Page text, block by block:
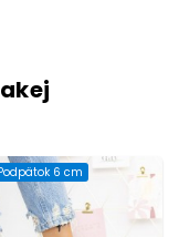
6 cm